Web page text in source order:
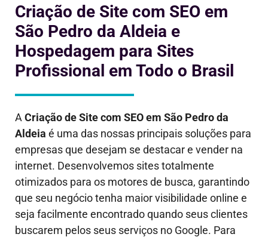
Criação de Site com SEO em
São Pedro da Aldeia e
Hospedagem para Sites
Profissional em Todo o Brasil
ACriação de Site com SEO em São Pedro da
Aldeia é uma das nossas principais soluções para
empresas que desejam se destacar e vender na
internet. Desenvolvemos sites totalmente
otimizados para os motores de busca, garantindo
que seu negócio tenha maior visibilidade online e
seja facilmente encontrado quando seus clientes
buscarem pelos seus serviços no Google. Para